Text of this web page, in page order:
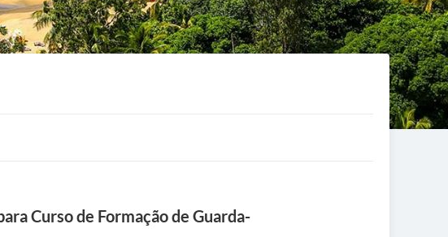
Curso de Formação de Guarda-